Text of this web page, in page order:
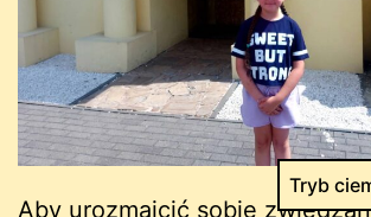
Aby urozmaicić sobie
Tryb